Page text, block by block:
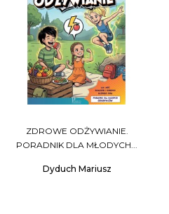
ZDROWE ODŻYWIANIE.
PORADNIK DLA MŁODYCH...
Dyduch Mariusz